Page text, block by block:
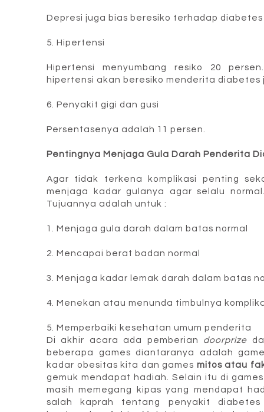
Depresi juga bias beresiko terhadap
5. Hipertensi
Hipertensi menyumbang resiko 20
hipertensi akan beresiko menderita diabetes
6. Penyakit gigi dan gusi
Persentasenya adalah 11 persen.
Pentingnya Menjaga Gula Darah Penderita
Agar tidak terkena komplikasi penting
menjaga kadar gulanya agar selalu
Tujuannya adalah untuk :
1. Menjaga gula darah dalam batas normal
2. Mencapai berat badan normal
3. Menjaga kadar lemak darah dalam batas
4. Menekan atau menunda timbulnya
5. Memperbaiki kesehatan umum penderita
Di akhir acara ada pemberian doorprize
beberapa games diantaranya adalah
kadar obesitas kita dan games mitos atau
gemuk mendapat hadiah. Selain itu di
masih memegang kipas yang mendapat
salah kaprah tentang penyakit